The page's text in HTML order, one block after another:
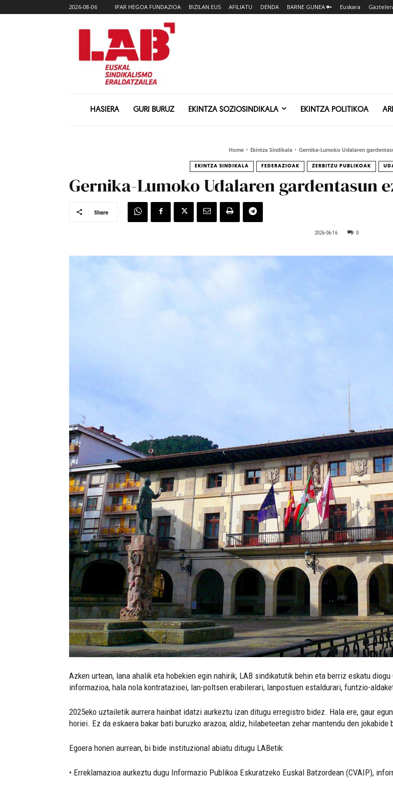
2026-08-06 IPAR HEGOA FUNDAZIOA BIZILAN.EUS AFILIATU DENDA BARNE GUNEA 🔑 Euskara
HASIERA GURI BURUZ EKINTZA SOZIOSINDIKALA EKINTZA POLITIKOA
Home Ekintza Sindikala Gernika-Lumoko Udalaren
EKINTZA SINDIKALA FEDERAZIOAK ZERBITZU PUBLIKOAK
Gernika-Lumoko Udalaren gardentasun
Share
2026-06-16 0
Azken urtean, lana ahalik eta hobekien egin nahirik, LAB sindikatutik behin eta berriz eskatu
informazioa, hala nola kontratazioei, lan-poltsen erabilerari, lanpostuen estaldurari, funtzio-
2025eko uztailetik aurrera hainbat idatzi aurkeztu izan ditugu erregistro bidez. Hala ere, gaur
horiei. Ez da eskaera bakar bati buruzko arazoa; aldiz, hilabeteetan zehar mantendu den jokabide
Egoera honen aurrean, bi bide instituzional abiatu ditugu LABetik:
• Erreklamazioa aurkeztu dugu Informazio Publikoa Eskuratzeko Euskal Batzordean (CVAIP),